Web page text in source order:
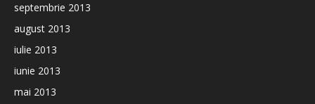
septembrie 2013
august 2013
iulie 2013
iunie 2013
mai 2013